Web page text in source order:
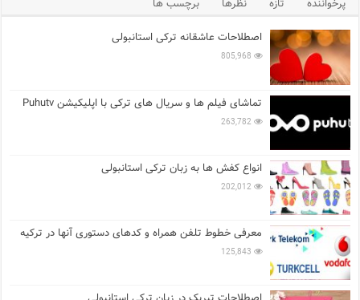
پرخواننده تازه نظرها
برچسب ها
اصطلاحات عاشقانه ترکی استانبولی
805,968
تماشای فیلم ها و سریال های ترکی با اپلیکیشن Puhutv
263,782
انواع کفش ها به زبان ترکی استانبولی
202,012
معرفی خطوط تلفن همراه و کدهای دستوری آنها در ترکیه
125,843